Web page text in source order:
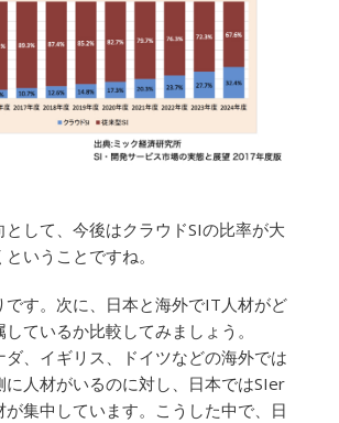
として、今後はクラウドSIの比率が大
いうことですね。
です。次に、日本と海外でIT人材がど
ているか比較してみましょう。
ダ、イギリス、ドイツなどの海外では
に人材がいるのに対し、日本ではSIer
集中しています。こうした中で、日